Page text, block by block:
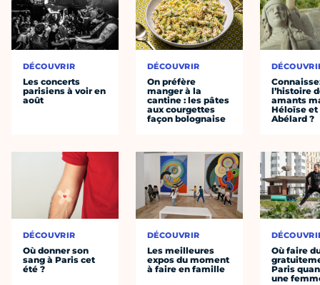
DÉCOUVRIR
Les concerts
parisiens à voir en
août
DÉCOUVRIR
Où donner son
sang à Paris cet
été ?
DÉCOUVRIR
On préfère
manger à la
cantine : les pâtes
aux courgettes
façon bolognaise
DÉCOUVRIR
Les meilleures
expos du moment
à faire en famille
l’histoire
amants
Héloïse et
Abélard ?
Où faire
Paris
une